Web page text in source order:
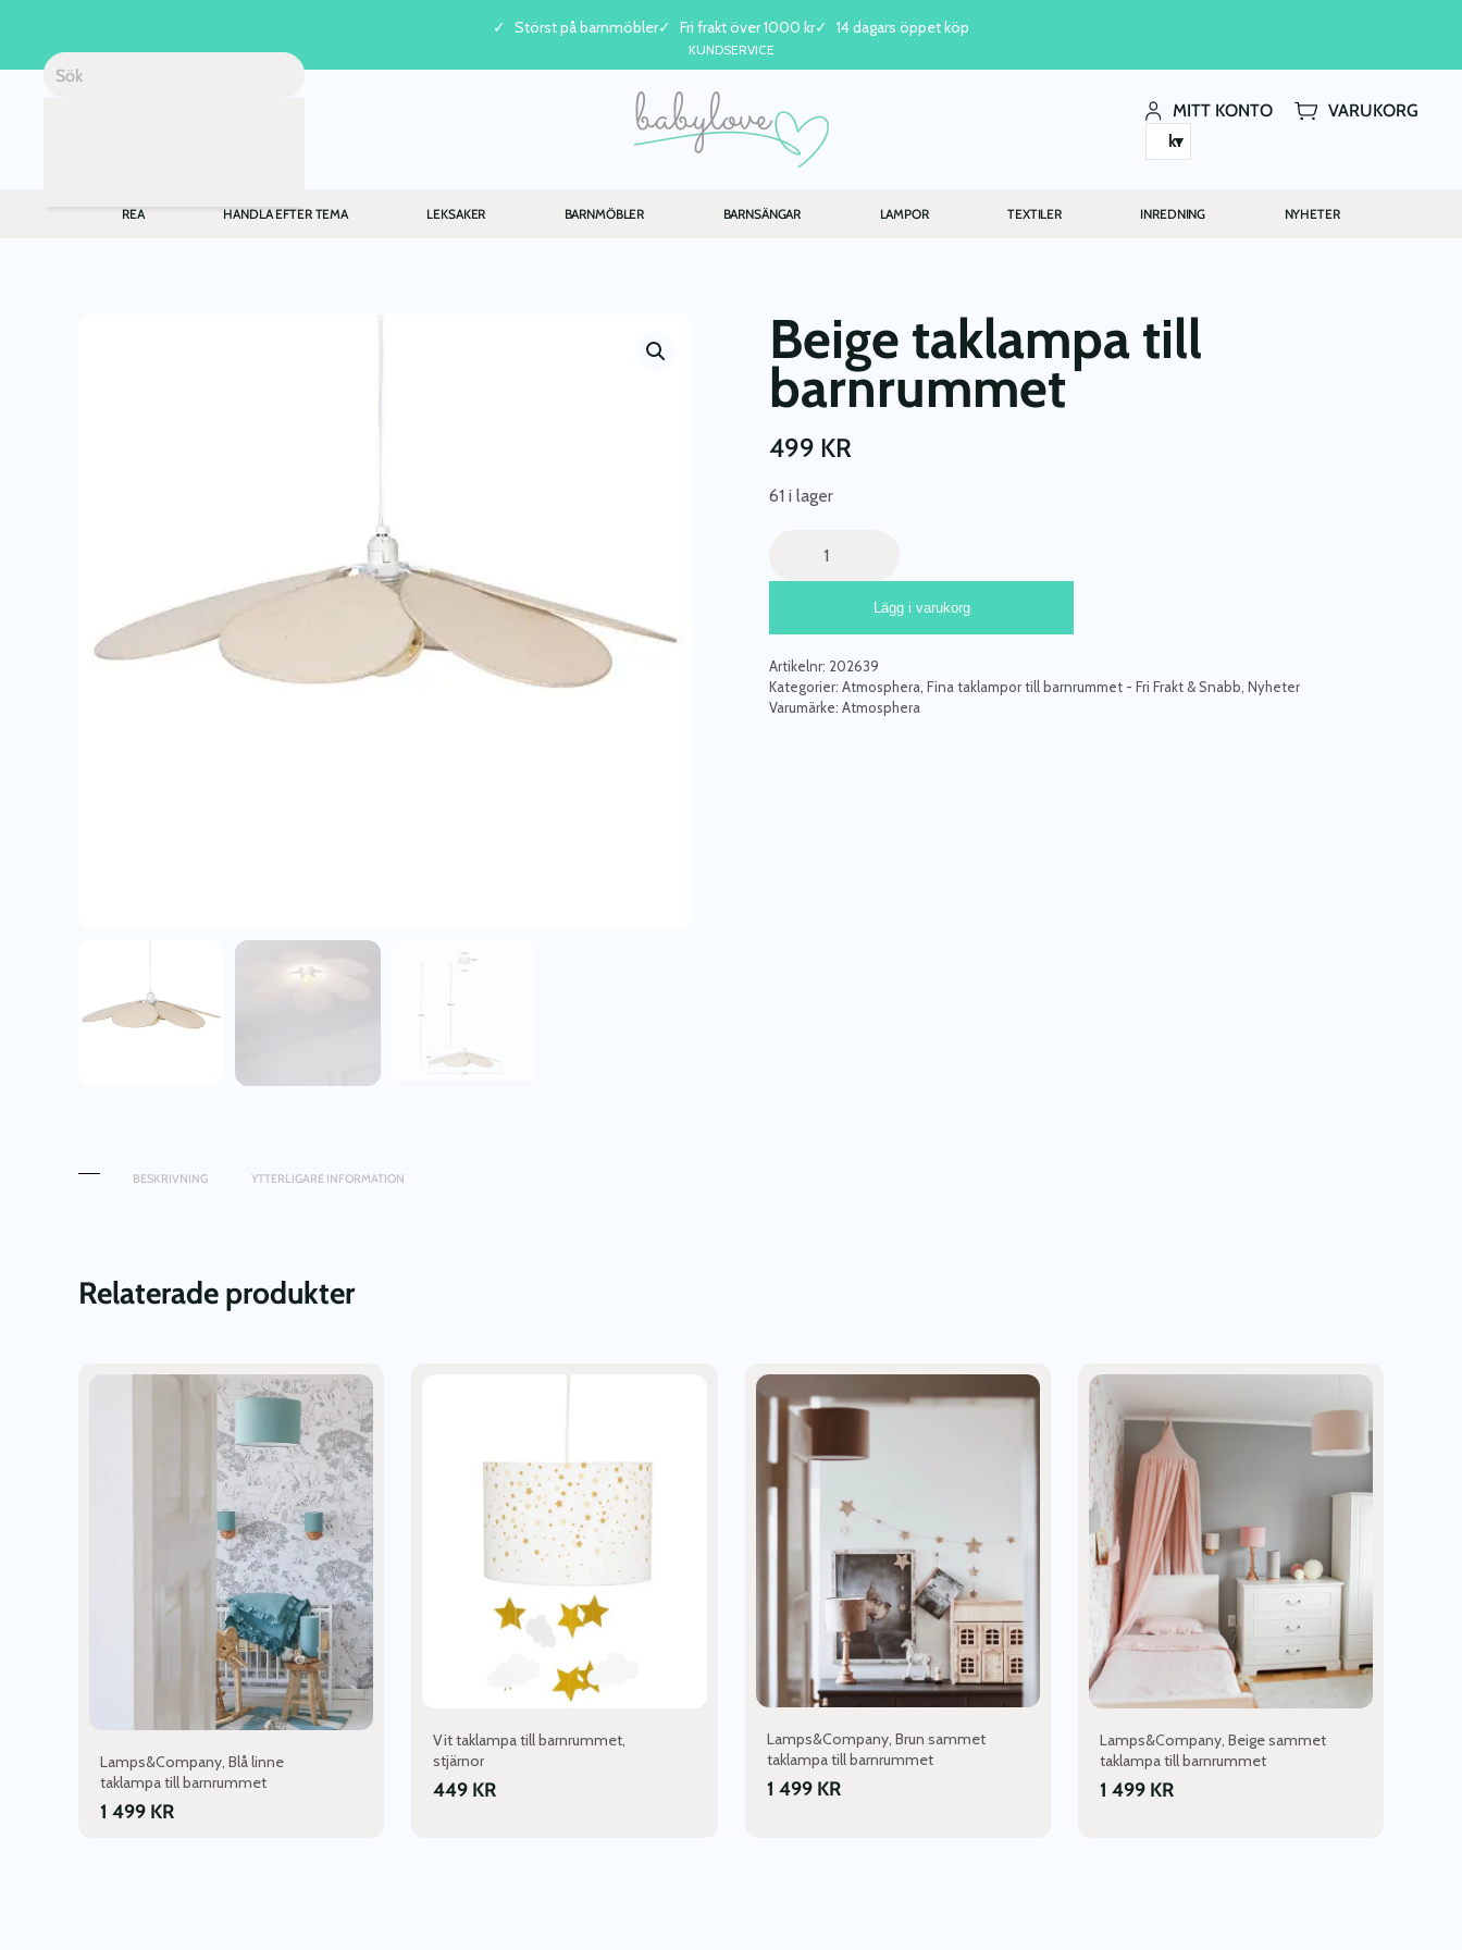
Skip to main content
Störst på barnmöbler Fri frakt över 1000 kr 14 dagars öppet köp
KUNDSERVICE
MITT KONTO
VARUKORG
kr
REA HANDLA EFTER TEMA LEKSAKER BARNMÖBLER BARNSÄNGAR LAMPOR TEXTILER INREDNING NYHETER
Beige taklampa till
barnrummet
499 KR
61 i lager
taklampa
till
mängd
Lägg i varukorg
Artikelnr: 202639
Kategorier: Atmosphera Fina taklampor till barnrummet - Fri Frakt & Snabb Nyheter
Varumärke: Atmosphera
BESKRIVNING YTTERLIGARE INFORMATION
Relaterade produkter
Lamps&Company, Blå linne
taklampa till barnrummet
1 499 KR
Vit taklampa till barnrummet,
stjärnor
449 KR
Lamps&Company, Brun sammet
taklampa till barnrummet
1 499 KR
Lamps&Company, Beige sammet
taklampa till barnrummet
1 499 KR